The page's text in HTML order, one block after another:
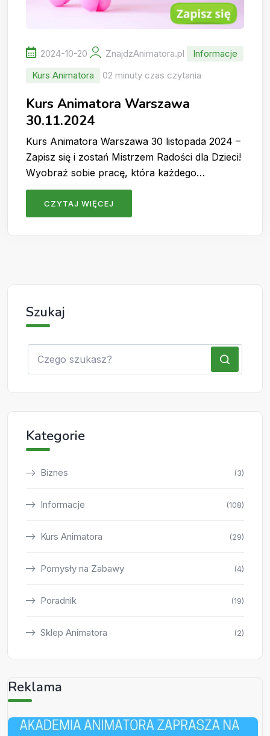
2024-10-20 ZnajdzAnimatora.pl
Informacje
Kurs Animatora
02 minuty czas czytania
Kurs Animatora Warszawa
30.11.2024
Kurs Animatora Warszawa 30 listopada 2024 –
Zapisz się i zostań Mistrzem Radości dla Dzieci!
Wyobraź sobie pracę, która każdego…
CZYTAJ WIĘCEJ
Szukaj
Kategorie
Biznes (3)
Informacje (108)
Kurs Animatora (29)
Pomysły na Zabawy (4)
Poradnik (19)
Sklep Animatora (2)
Reklama